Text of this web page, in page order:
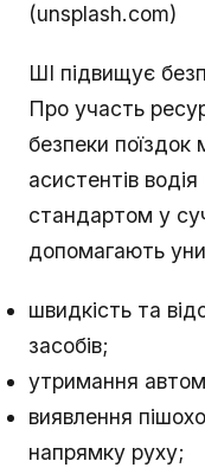
(unsplash.com)
ШІ підвищує
Про участь
безпеки
асистентів
стандартом у
допомагають
швидкість та
засобів;
утримання
виявлення
напрямку руху;